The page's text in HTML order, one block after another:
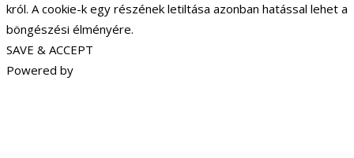
król. A cookie-k egy részének letiltása azonban hatással lehet a
böngészési élményére.
SAVE & ACCEPT
Powered by